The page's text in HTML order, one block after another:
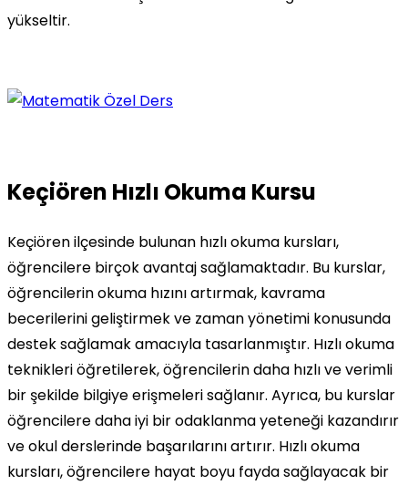
yükseltir.
Keçiören Hızlı Okuma Kursu
Keçiören ilçesinde bulunan hızlı okuma kursları,
öğrencilere birçok avantaj sağlamaktadır. Bu kurslar,
öğrencilerin okuma hızını artırmak, kavrama
becerilerini geliştirmek ve zaman yönetimi konusunda
destek sağlamak amacıyla tasarlanmıştır. Hızlı okuma
teknikleri öğretilerek, öğrencilerin daha hızlı ve verimli
bir şekilde bilgiye erişmeleri sağlanır. Ayrıca, bu kurslar
öğrencilere daha iyi bir odaklanma yeteneği kazandırır
ve okul derslerinde başarılarını artırır. Hızlı okuma
kursları, öğrencilere hayat boyu fayda sağlayacak bir